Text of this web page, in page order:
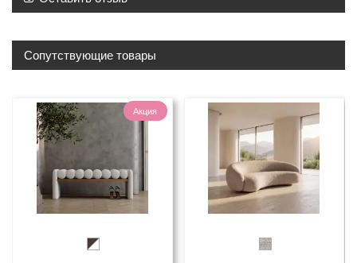
Сопутствующие товары
Акция